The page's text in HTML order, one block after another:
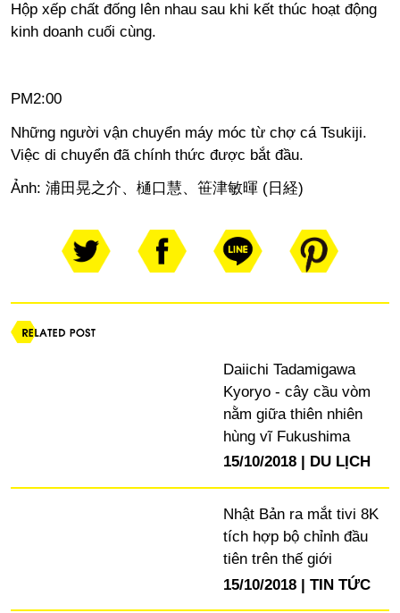
Hộp xếp chất đống lên nhau sau khi kết thúc hoạt động
kinh doanh cuối cùng.
PM2:00
Những người vận chuyển máy móc từ chợ cá Tsukiji.
Việc di chuyển đã chính thức được bắt đầu.
Ảnh: 浦田晃之介、樋口慧、笹津敏暉 (日経)
Daiichi Tadamigawa
Kyoryo - cây cầu vòm
nằm giữa thiên nhiên
hùng vĩ Fukushima
15/10/2018
DU LỊCH
Nhật Bản ra mắt tivi 8K
tích hợp bộ chỉnh đầu
tiên trên thế giới
15/10/2018
TIN TỨC